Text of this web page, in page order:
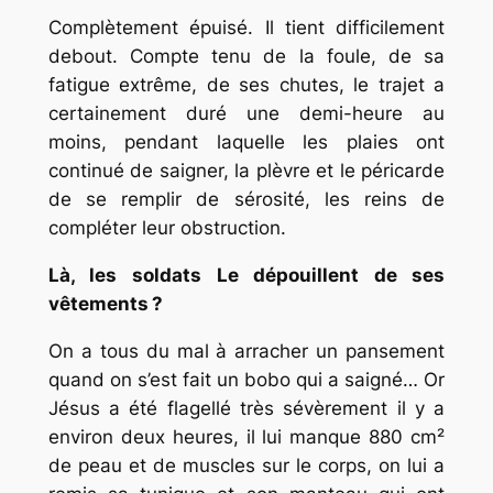
Complètement épuisé. Il tient difficilement
debout. Compte tenu de la foule, de sa
fatigue extrême, de ses chutes, le trajet a
certainement duré une demi-heure au
moins, pendant laquelle les plaies ont
continué de saigner, la plèvre et le péricarde
de se remplir de sérosité, les reins de
compléter leur obstruction.
Là, les soldats Le dépouillent de ses
vêtements ?
On a tous du mal à arracher un pansement
quand on s’est fait un bobo qui a saigné… Or
Jésus a été flagellé très sévèrement il y a
environ deux heures, il lui manque 880 cm²
de peau et de muscles sur le corps, on lui a